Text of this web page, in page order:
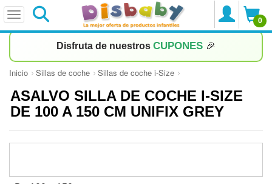
0
Disfruta de nuestros CUPONES 🎉
Inicio Sillas de coche Sillas de coche i-Size
ASALVO SILLA DE COCHE I-SIZE
DE 100 A 150 CM UNIFIX GREY